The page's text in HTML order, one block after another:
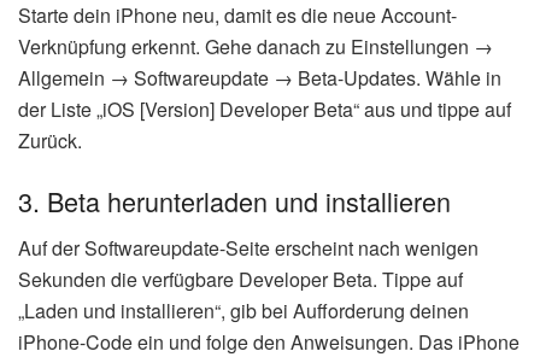
Starte dein iPhone neu, damit es die neue Account-
Verknüpfung erkennt. Gehe danach zu Einstellungen →
Allgemein → Softwareupdate → Beta-Updates. Wähle in
der Liste „iOS [Version] Developer Beta“ aus und tippe auf
Zurück.
3. Beta herunterladen und installieren
Auf der Softwareupdate-Seite erscheint nach wenigen
Sekunden die verfügbare Developer Beta. Tippe auf
„Laden und installieren“, gib bei Aufforderung deinen
iPhone-Code ein und folge den Anweisungen. Das iPhone